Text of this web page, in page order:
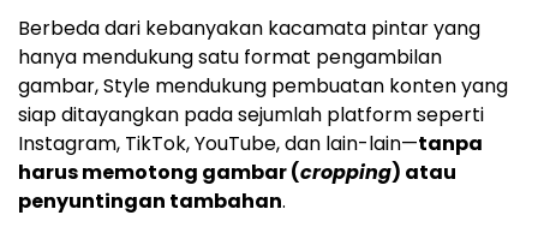
Berbeda dari kebanyakan kacamata pintar yang
hanya mendukung satu format pengambilan
gambar, Style mendukung pembuatan konten yang
siap ditayangkan pada sejumlah platform seperti
Instagram, TikTok, YouTube, dan lain-lain—tanpa
harus memotong gambar (cropping) atau
penyuntingan tambahan.